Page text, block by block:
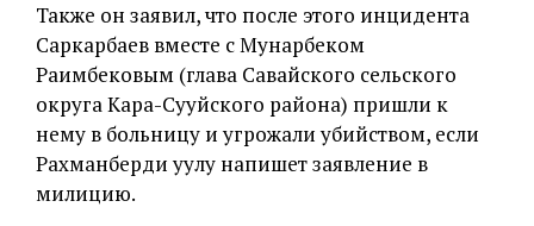
Также он заявил, что после этого инцидента
Саркарбаев вместе с Мунарбеком
Раимбековым (глава Савайского сельского
округа Кара-Сууйского района) пришли к
нему в больницу и угрожали убийством, если
Рахманберди уулу напишет заявление в
милицию.